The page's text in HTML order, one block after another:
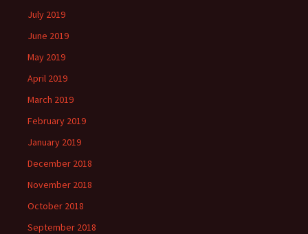
July 2019
June 2019
May 2019
April 2019
March 2019
February 2019
January 2019
December 2018
November 2018
October 2018
September 2018